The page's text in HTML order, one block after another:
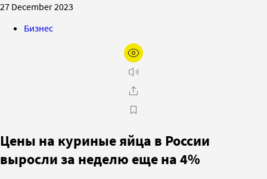
27 December 2023
Бизнес
Цены на куриные яйца в России
выросли за неделю еще на 4%